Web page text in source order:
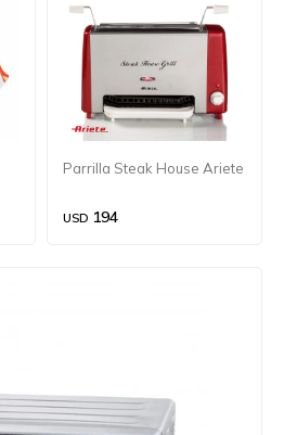
Parrilla Steak House Ariete
USD 194